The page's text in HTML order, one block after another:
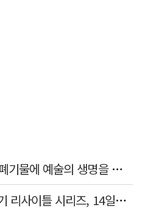
[전시속으로] 낡고 버려진 폐기물에 예술의 생명을 불어넣다…김결수 개인전
비원뮤직홀 입주 음악가 4기 리사이틀 시리즈, 14일부터 6주간 개최